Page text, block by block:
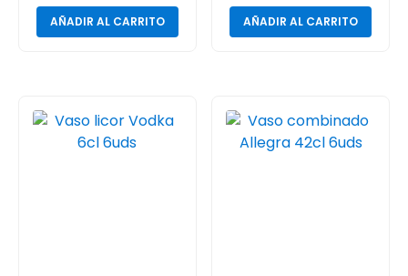
AÑADIR AL CARRITO AÑADIR AL CARRITO